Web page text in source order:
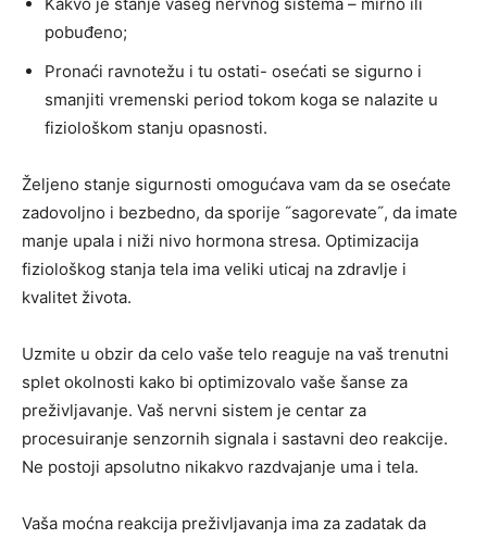
pobuđeno;
Pronaći ravnotežu i tu ostati- osećati se sigurno i
smanjiti vremenski period tokom koga se nalazite u
fiziološkom stanju opasnosti.
Željeno stanje sigurnosti omogućava vam da se osećate
zadovoljno i bezbedno, da sporije ˝sagorevate˝, da imate
manje upala i niži nivo hormona stresa. Optimizacija
fiziološkog stanja tela ima veliki uticaj na zdravlje i
kvalitet života.
Uzmite u obzir da celo vaše telo reaguje na vaš trenutni
splet okolnosti kako bi optimizovalo vaše šanse za
preživljavanje. Vaš nervni sistem je centar za
procesuiranje senzornih signala i sastavni deo reakcije.
Ne postoji apsolutno nikakvo razdvajanje uma i tela.
Vaša moćna reakcija preživljavanja ima za zadatak da